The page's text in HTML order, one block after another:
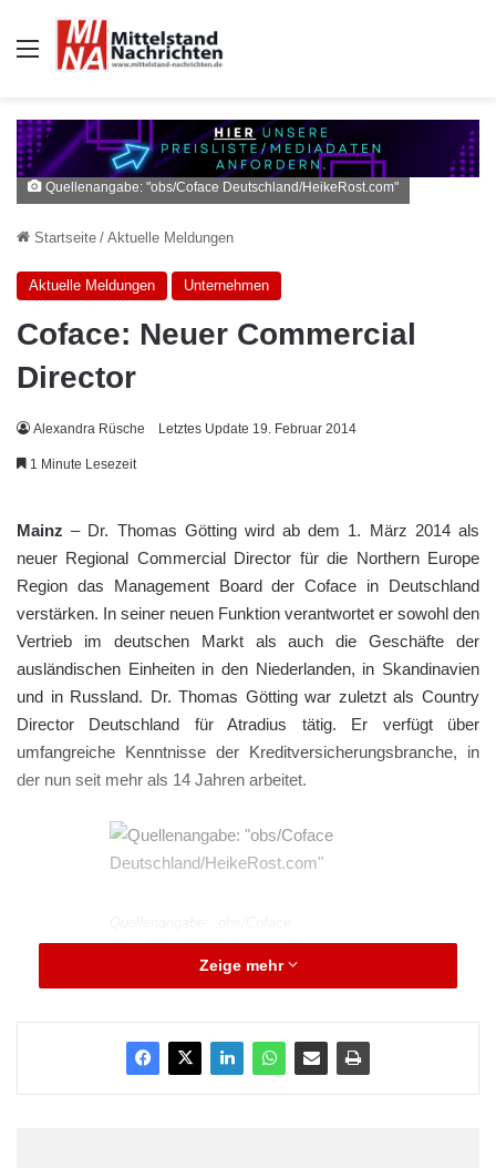
Auswahl
Quellenangabe: "obs/Coface Deutschland/HeikeRost.com"
Startseite / Aktuelle Meldungen
Aktuelle Meldungen Unternehmen
Coface: Neuer Commercial
Director
Alexandra Rüsche Letztes Update 19. Februar 2014
1 Minute Lesezeit
Mainz – Dr. Thomas Götting wird ab dem 1. März 2014 als
neuer Regional Commercial Director für die Northern Europe
Region das Management Board der Coface in Deutschland
verstärken. In seiner neuen Funktion verantwortet er sowohl den
Vertrieb im deutschen Markt als auch die Geschäfte der
ausländischen Einheiten in den Niederlanden, in Skandinavien
und in Russland. Dr. Thomas Götting war zuletzt als Country
Director Deutschland für Atradius tätig. Er verfügt über
umfangreiche Kenntnisse der Kreditversicherungsbranche, in
der nun seit mehr als 14 Jahren arbeitet.
Deutschland/HeikeRost.com“
Götting und sind uns sicher, dass er aufgrund seiner vielfältigen
Erfahrungen in unserer Branche den Erfolg unseres
Zeige mehr